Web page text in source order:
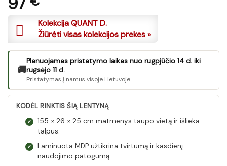
Kolekcija QUANT D.
Žiūrėti visas kolekcijos prekes »
🚚
Planuojamas pristatymo laikas nuo rugpjūčio 14 d. iki
rugsėjo 11 d.
Pristatymas į namus visoje Lietuvoje
KODĖL RINKTIS ŠIĄ LENTYNĄ
✓
155 × 26 × 25 cm matmenys taupo vietą ir išlieka
talpūs.
✓
Laminuota MDP užtikrina tvirtumą ir kasdienį
naudojimo patogumą.